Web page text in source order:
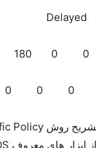
180 0
0 0